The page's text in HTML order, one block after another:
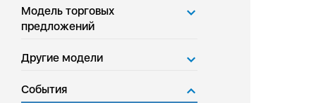
Модель торговых
предложений
Другие модели
События